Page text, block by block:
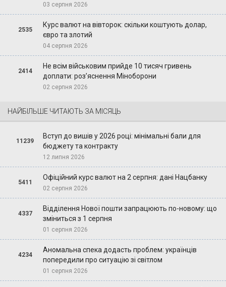
03 серпня 2026
2535
Курс валют на вівторок: скільки коштують долар,
євро та злотий
04 серпня 2026
2414
Не всім військовим прийде 10 тисяч гривень
доплати: роз’яснення Міноборони
02 серпня 2026
НАЙБІЛЬШЕ ЧИТАЮТЬ ЗА МІСЯЦЬ
11239
Вступ до вишів у 2026 році: мінімальні бали для
бюджету та контракту
12 липня 2026
5411
Офіційний курс валют на 2 серпня: дані Нацбанку
02 серпня 2026
4337
Відділення Нової пошти запрацюють по-новому: що
зміниться з 1 серпня
01 серпня 2026
4234
Аномальна спека додасть проблем: українців
попередили про ситуацію зі світлом
01 серпня 2026